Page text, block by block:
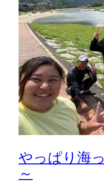
やっぱり海
～